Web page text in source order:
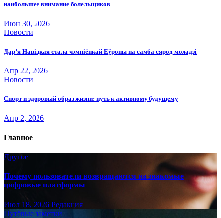
наибольшее внимание болельщиков
Июн 30, 2026
Новости
Дар’я Навіцкая стала чэмпіёнкай Еўропы па самба сярод моладзі
Апр 22, 2026
Новости
Спорт и здоровый образ жизни: путь к активному будущему
Апр 2, 2026
Главное
Другое
Почему пользователи возвращаются на знакомые
цифровые платформы
Июл 18, 2026 Редакция
Путёвые заметки